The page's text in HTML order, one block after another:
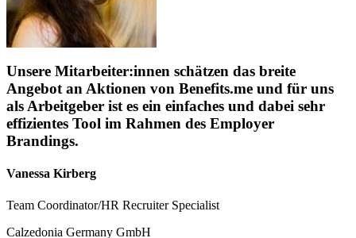
Unsere Mitarbeiter:innen schätzen das breite
Angebot an Aktionen von Benefits.me und für uns
als Arbeitgeber ist es ein einfaches und dabei sehr
effizientes Tool im Rahmen des Employer
Brandings.
Vanessa Kirberg
Team Coordinator/HR Recruiter Specialist
Calzedonia Germany GmbH